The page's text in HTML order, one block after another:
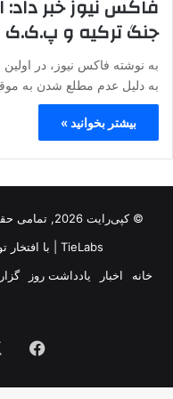
فاکس نیوز خبر داد:
جنگ ترکیه و پ.ک.ک
به نوشته فاکس نیوز، در
به دلیل عدم مطلع شدن به
بیشتر بخوانید »
© کپی‌رایت 2026, تمامی حقوق متعلق است به |
TieLabs | با
خانه
اخبار یادداشت روز
بوک